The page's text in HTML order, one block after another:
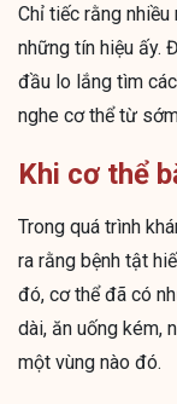
Chỉ tiếc rằng
những tín hiệu ấy.
đầu lo lắng tìm
nghe cơ thể từ
Khi cơ thể
Trong quá trình
ra rằng bệnh tật
đó, cơ thể đã có
dài, ăn uống kém,
một vùng nào đó.